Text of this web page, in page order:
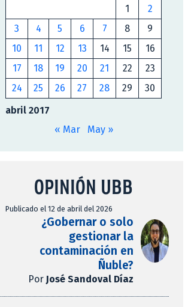
abril 2017
1
2
3
4 5 6 7 8
9
10
11 12 13 14 15
16
17
18 19 20 21 22
23
24
25 26 27 28 29 30
« Mar May »
OPINIÓN UBB
Publicado el 12 de abril del 2026
¿Gobernar o solo
gestionar la
contaminación en
Ñuble?
Por José Sandoval Díaz